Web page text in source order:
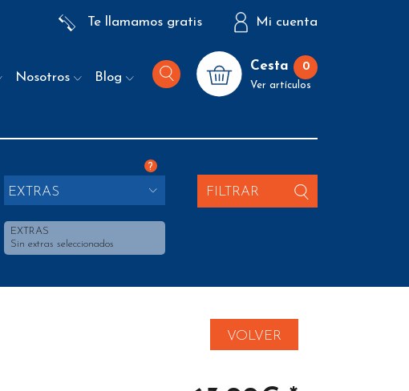
Te llamamos gratis Mi cuenta
Nosotros Blog
Cesta 0
Ver artículos
?
EXTRAS
EXTRAS
Sin extras seleccionados
FILTRAR
VOLVER